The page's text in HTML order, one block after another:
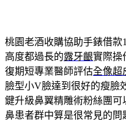
桃園老酒收購協助手錶借款
高度都過長的露牙齦實際操
復期短專業醫師評估全像超
臉型小V臉達到很好的瘦臉
鍵升級鼻翼精雕術粉絲團
鼻患者群中算是很常見的